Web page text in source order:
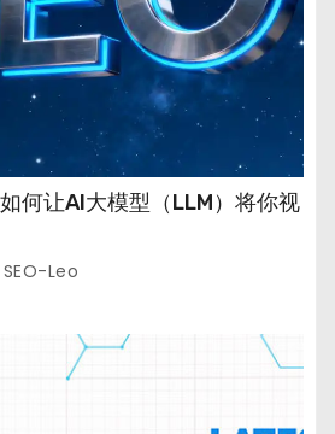
何让AI大模型（LLM）将你视
SEO-Leo